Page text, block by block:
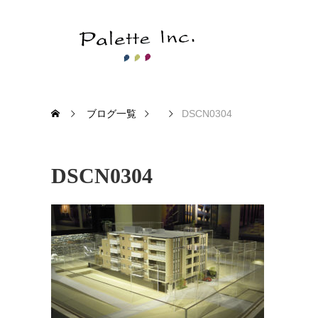
ブログ一覧 DSCN0304
DSCN0304